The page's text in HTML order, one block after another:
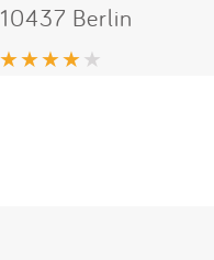
10437 Berlin